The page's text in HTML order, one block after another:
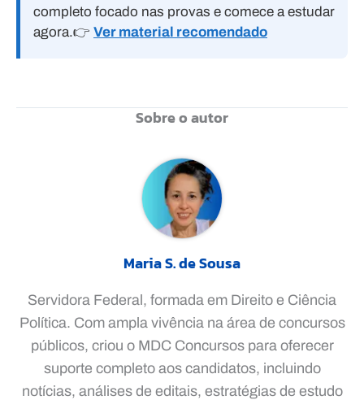
completo focado nas provas e comece a estudar
agora.👉 Ver material recomendado
Sobre o autor
Maria S. de Sousa
Servidora Federal, formada em Direito e Ciência
Política. Com ampla vivência na área de concursos
públicos, criou o MDC Concursos para oferecer
suporte completo aos candidatos, incluindo
notícias, análises de editais, estratégias de estudo